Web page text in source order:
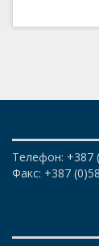
Телефон: +387
Факс: +387